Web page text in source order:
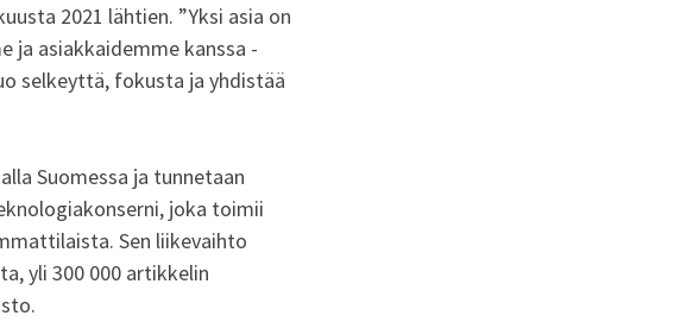
2021 lähtien. ”Yksi asia on
ja asiakkaidemme kanssa -
selkeyttä, fokusta ja yhdistää
Suomessa ja tunnetaan
joka toimii
Sen liikevaihto
yli 300 000 artikkelin